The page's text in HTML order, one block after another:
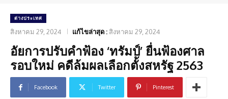
ต่างประเทศ
สิงหาคม 29, 2024 แก้ไขล่าสุด : สิงหาคม 29, 2024
อัยการปรับคำฟ้อง ‘ทรัมป์’ ยื่นฟ้องศาล
รอบใหม่ คดีล้มผลเลือกตั้งสหรัฐ 2563
Facebook Twitter Pinterest